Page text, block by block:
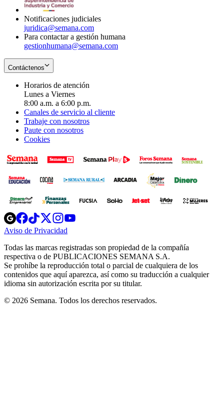
Notificaciones judiciales
juridica@semana.com
Para contactar a gestión humana
gestionhumana@semana.com
Contáctenos
Horarios de atención
Lunes a Viernes
8:00 a.m. a 6:00 p.m.
Canales de servicio al cliente
Trabaje con nosotros
Paute con nosotros
Cookies
Opens
in
new
Opens
in
new
Opens
in
new
window
Opens
new
windowwindow
Aviso de Privacidad
new
window
Todas las marcas registradas son propiedad de la compañía
respectiva o de PUBLICACIONES SEMANA S.A.
Se prohíbe la reproducción total o parcial de cualquiera de los
contenidos que aquí aparezca, así como su traducción a cualquier
idioma sin autorización escrita por su titular.
© 2026 Semana. Todos los derechos reservados.